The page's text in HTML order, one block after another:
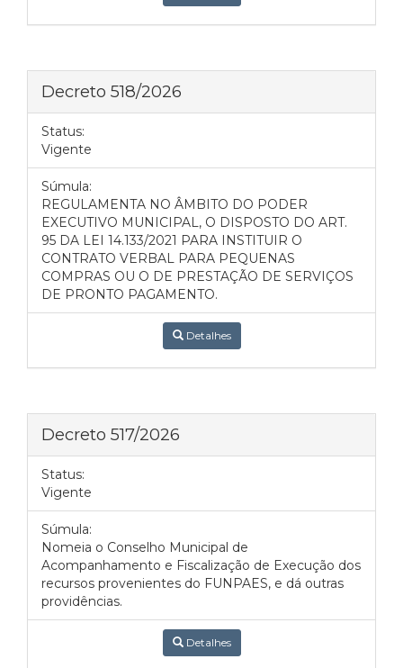
Decreto 518/2026
Status:
Vigente
Súmula:
REGULAMENTA NO ÂMBITO DO PODER
EXECUTIVO MUNICIPAL, O DISPOSTO DO ART.
95 DA LEI 14.133/2021 PARA INSTITUIR O
CONTRATO VERBAL PARA PEQUENAS
COMPRAS OU O DE PRESTAÇÃO DE SERVIÇOS
DE PRONTO PAGAMENTO.
Detalhes
Decreto 517/2026
Status:
Vigente
Súmula:
Nomeia o Conselho Municipal de
Acompanhamento e Fiscalização de Execução dos
recursos provenientes do FUNPAES, e dá outras
providências.
Detalhes